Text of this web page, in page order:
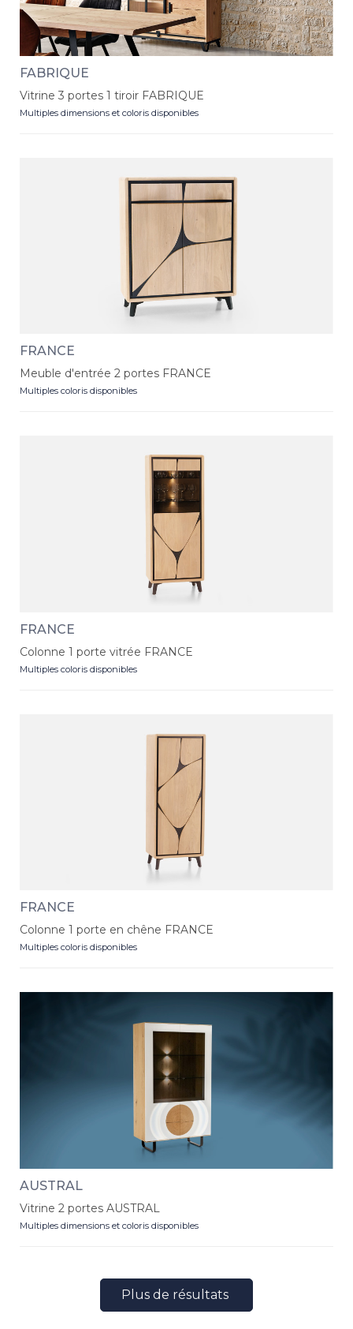
FABRIQUE
Vitrine 3 portes 1 tiroir FABRIQUE
Multiples dimensions et coloris disponibles
FRANCE
Meuble d'entrée 2 portes FRANCE
Multiples coloris disponibles
FRANCE
Colonne 1 porte vitrée FRANCE
Multiples coloris disponibles
FRANCE
Colonne 1 porte en chêne FRANCE
Multiples coloris disponibles
AUSTRAL
Vitrine 2 portes AUSTRAL
Multiples dimensions et coloris disponibles
Plus de résultats